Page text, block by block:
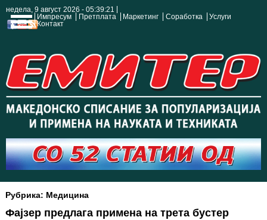
недела, 9 август 2026 - 05:39:22
Импресум
Претплата Маркетинг Соработка
Услуги
Контакт
Рубрика: Медицина
Фајзер предлага примена на трета бустер